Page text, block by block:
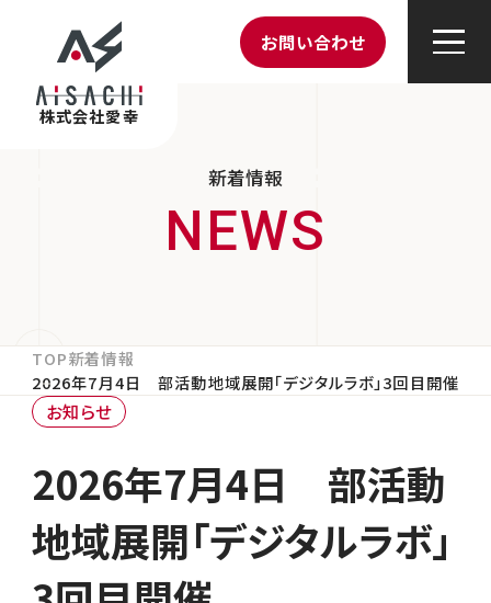
株式会社愛幸
お問い合わせ
新着情報
TOP新着情報
2026年7月4日 部活動地域展開「デジタルラボ」3回目開催
お知らせ
2026年7月4日 部活動
地域展開「デジタルラボ」